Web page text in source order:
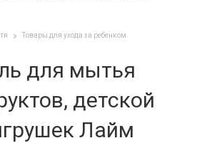
Товары для ухода за ребенком
для мытья
детской
Лайм